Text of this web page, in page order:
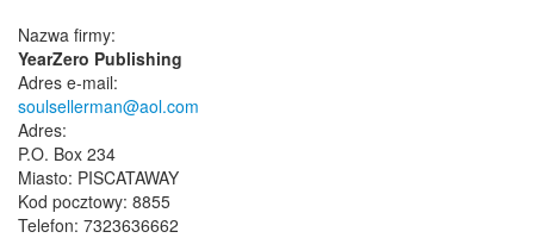
Nazwa firmy:
YearZero Publishing
Adres e-mail:
soulsellerman@aol.com
Adres:
P.O. Box 234
Miasto: PISCATAWAY
Kod pocztowy: 8855
Telefon: 7323636662